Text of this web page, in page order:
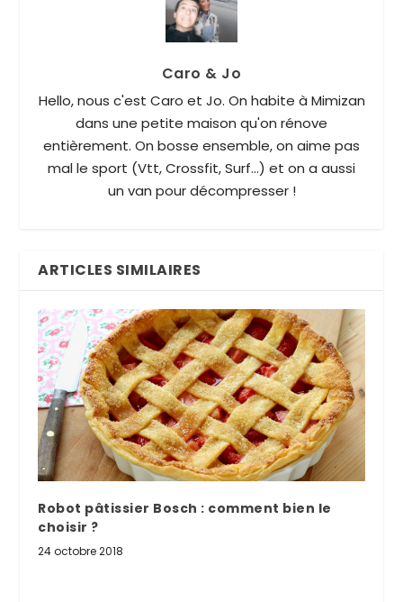
Caro & Jo
Hello, nous c'est Caro et Jo. On habite à Mimizan
dans une petite maison qu'on rénove
entièrement. On bosse ensemble, on aime pas
mal le sport (Vtt, Crossfit, Surf...) et on a aussi
un van pour décompresser !
ARTICLES SIMILAIRES
Robot pâtissier Bosch : comment bien le
choisir ?
24 octobre 2018